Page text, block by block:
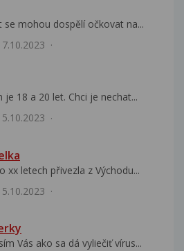
se mohou dospělí očkovat na...
7.10.2023
18 a 20 let. Chci je nechat...
5.10.2023
xx letech přivezla z Východu...
5.10.2023
Vás ako sa dá vyliečiť vírus...